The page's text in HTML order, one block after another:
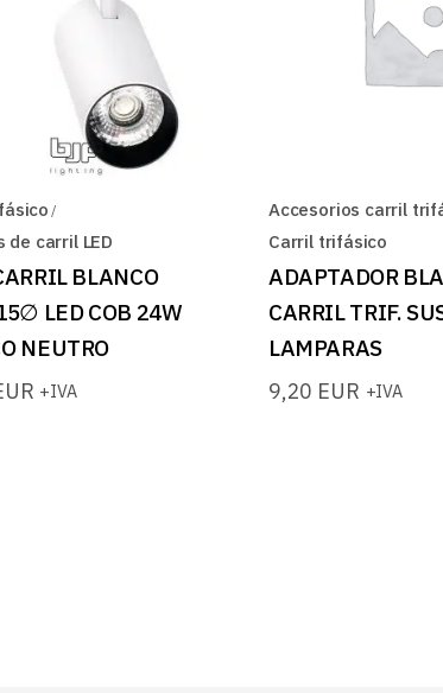
de carril LED
BLANCO
LED COB 24W
NEUTRO
+IVA
Accesorios carril
Carril trifásico
ADAPTADOR
CARRIL TRIF.
LAMPARAS
9,20 EUR +IVA